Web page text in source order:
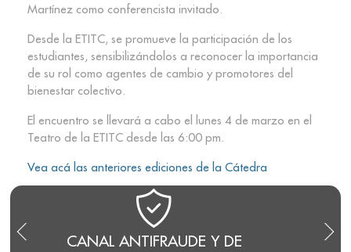
CANAL ANTIFRAUDE Y DE
Martínez como conferencista invitado.
Desde la ETITC, se promueve la participación de los
estudiantes, sensibilizándolos a reconocer la importancia
de su rol como agentes de cambio y promotores del
bienestar colectivo.
El encuentro se llevará a cabo el lunes 4 de marzo en el
Teatro de la ETITC desde las 6:00 pm.
Vea acá las anteriores ediciones de la Cátedra